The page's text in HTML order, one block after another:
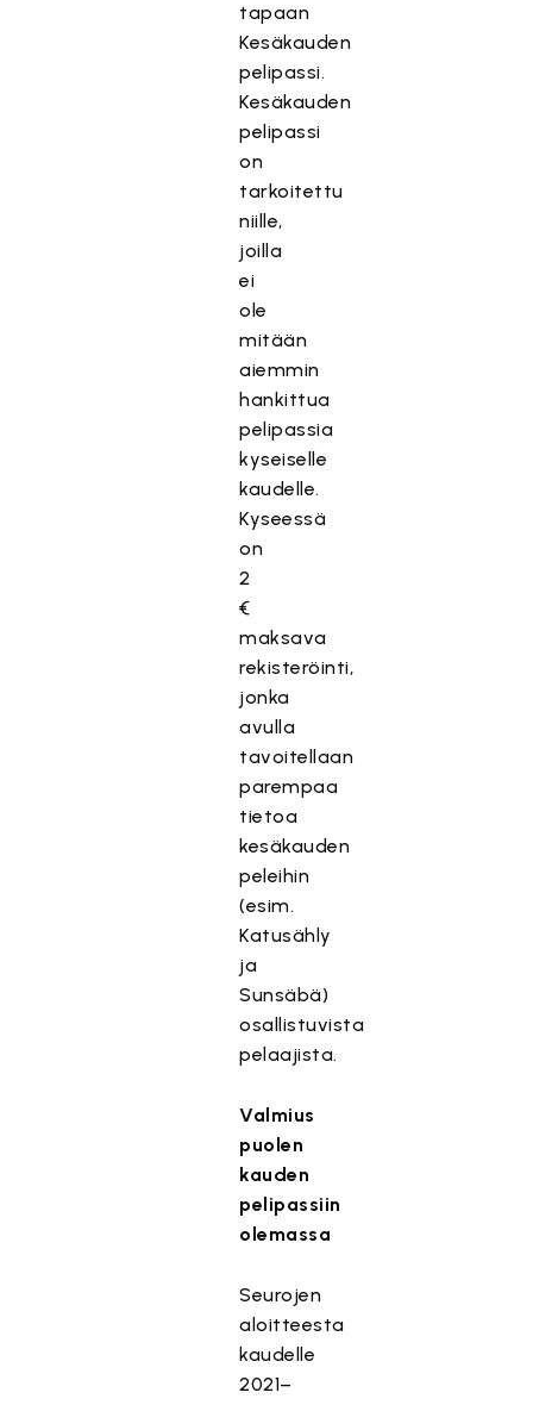
tapaan
Kesäkauden
pelipassi.
Kesäkauden
pelipassi
on
tarkoitettu
niille,
joilla
ei
ole
mitään
aiemmin
hankittua
pelipassia
kyseiselle
kaudelle.
Kyseessä
on
2
€
maksava
rekisteröinti,
jonka
avulla
tavoitellaan
parempaa
tietoa
kesäkauden
peleihin
(esim.
Katusähly
ja
Sunsäbä)
osallistuvista
pelaajista.
Valmius
puolen
kauden
pelipassiin
olemassa
Seurojen
aloitteesta
kaudelle
2021–